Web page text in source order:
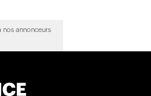
nos annonceurs